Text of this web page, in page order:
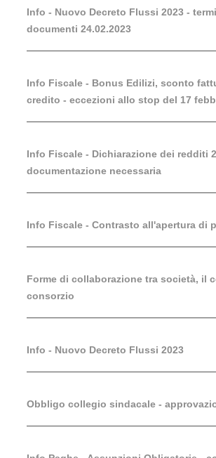
Info - Nuovo Decreto Flussi 2023 -
documenti 24.02.2023
Info Fiscale - Bonus Edilizi, sconto
credito - eccezioni allo stop del 17
Info Fiscale - Dichiarazione dei redditi
documentazione necessaria
Info Fiscale - Contrasto all'apertura di
Forme di collaborazione tra società, il
consorzio
Info - Nuovo Decreto Flussi 2023
Obbligo collegio sindacale -